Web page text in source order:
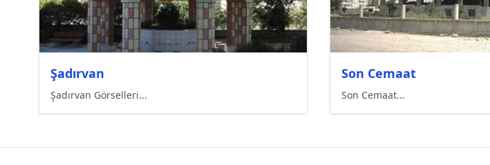
Şadırvan
Şadırvan Görselleri...
Son Cemaat
Son Cemaat...